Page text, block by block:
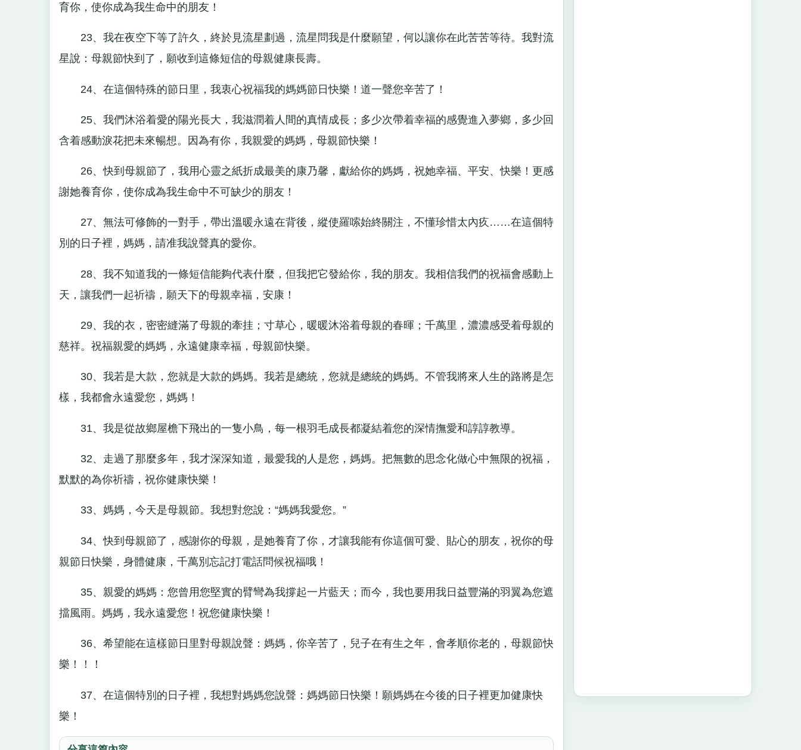
育你，使你成為我生命中的朋友！
23、我在夜空下等了許久，終於見流星劃過，流星問我是什麼願望，何以讓你在此苦苦等待。我對流
星說：母親節快到了，願收到這條短信的母親健康長壽。
24、在這個特殊的節日里，我衷心祝福我的媽媽節日快樂！道一聲您辛苦了！
25、我們沐浴着愛的陽光長大，我滋潤着人間的真情成長；多少次帶着幸福的感覺進入夢鄉，多少回
含着感動淚花把未來暢想。因為有你，我親愛的媽媽，母親節快樂！
26、快到母親節了，我用心靈之紙折成最美的康乃馨，獻給你的媽媽，祝她幸福、平安、快樂！更感
謝她養育你，使你成為我生命中不可缺少的朋友！
27、無法可修飾的一對手，帶出溫暖永遠在背後，縱使羅嗦始終關注，不懂珍惜太內疚……在這個特
別的日子裡，媽媽，請准我說聲真的愛你。
28、我不知道我的一條短信能夠代表什麼，但我把它發給你，我的朋友。我相信我們的祝福會感動上
天，讓我們一起祈禱，願天下的母親幸福，安康！
29、我的衣，密密縫滿了母親的牽挂；寸草心，暖暖沐浴着母親的春暉；千萬里，濃濃感受着母親的
慈祥。祝福親愛的媽媽，永遠健康幸福，母親節快樂。
30、我若是大款，您就是大款的媽媽。我若是總統，您就是總統的媽媽。不管我將來人生的路將是怎
樣，我都會永遠愛您，媽媽！
31、我是從故鄉屋檐下飛出的一隻小鳥，每一根羽毛成長都凝結着您的深情撫愛和諄諄教導。
32、走過了那麼多年，我才深深知道，最愛我的人是您，媽媽。把無數的思念化做心中無限的祝福，
默默的為你祈禱，祝你健康快樂！
33、媽媽，今天是母親節。我想對您說：“媽媽我愛您。”
34、快到母親節了，感謝你的母親，是她養育了你，才讓我能有你這個可愛、貼心的朋友，祝你的母
親節日快樂，身體健康，千萬別忘記打電話問候祝福哦！
35、親愛的媽媽：您曾用您堅實的臂彎為我撐起一片藍天；而今，我也要用我日益豐滿的羽翼為您遮
擋風雨。媽媽，我永遠愛您！祝您健康快樂！
36、希望能在這樣節日里對母親說聲：媽媽，你辛苦了，兒子在有生之年，會孝順你老的，母親節快
樂！！！
37、在這個特別的日子裡，我想對媽媽您說聲：媽媽節日快樂！願媽媽在今後的日子裡更加健康快
樂！